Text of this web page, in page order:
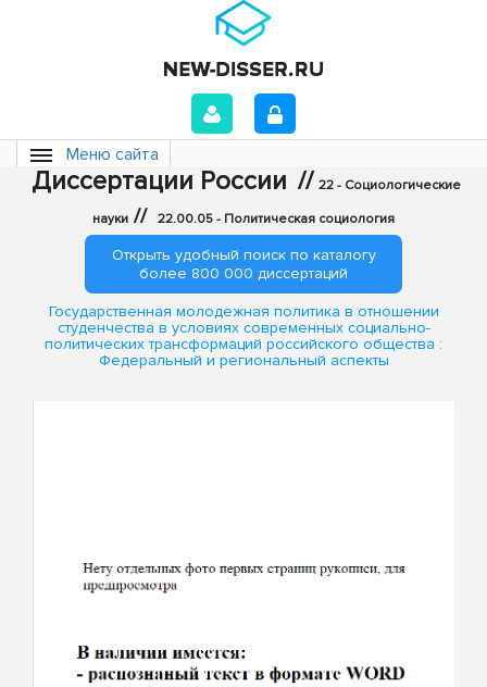
Меню сайта
Диссертации России // 22 - Социологические
науки // 22.00.05 - Политическая социология
Открыть удобный поиск по каталогу
более 800 000 диссертаций
Государственная молодежная политика в отношении
студенчества в условиях современных социально-
политических трансформаций российского общества :
Федеральный и региональный аспекты